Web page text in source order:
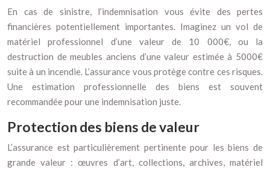
En cas de sinistre, l’indemnisation vous évite des pertes
financières potentiellement importantes. Imaginez un vol de
matériel professionnel d’une valeur de 10 000€, ou la
destruction de meubles anciens d’une valeur estimée à 5000€
suite à un incendie. L’assurance vous protège contre ces risques.
Une estimation professionnelle des biens est souvent
recommandée pour une indemnisation juste.
Protection des biens de valeur
L’assurance est particulièrement pertinente pour les biens de
grande valeur : œuvres d’art, collections, archives, matériel